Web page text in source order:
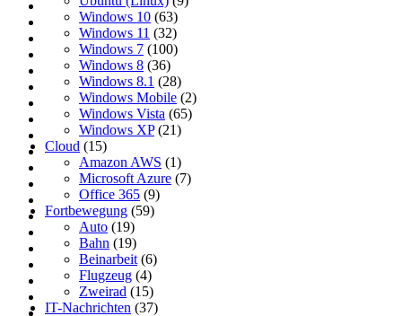
Windows 10 (63)
Windows 11 (32)
Windows 7 (100)
Windows 8 (36)
Windows 8.1 (28)
Windows Mobile (2)
Windows Vista (65)
Windows XP(21)
Cloud (15)
Amazon AWS (1)
Microsoft Azure (7)
Office 365 (9)
Fortbewegung (59)
Auto (19)
Bahn (19)
Beinarbeit (6)
Flugzeug (4)
Zweirad (15)
IT-Nachrichten (37)